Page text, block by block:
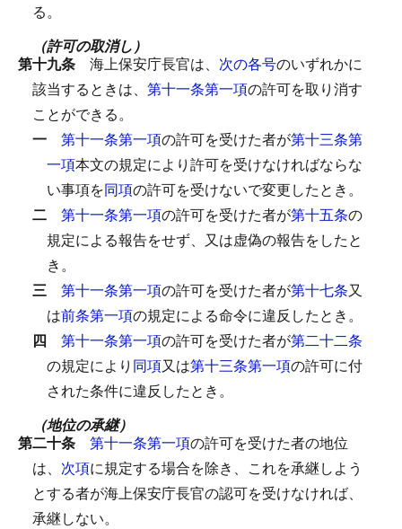
る。
（許可の取消し）
第十九条 海上保安庁長官は、 次の各号のいずれかに
該当するときは、 第十一条第一項の許可を取り消す
ことができる。
一 第十一条第一項の許可を受けた者が第十三条第
一項本文の規定により許可を受けなければならな
い事項を同項の許可を受けないで変更したとき。
二 第十一条第一項の許可を受けた者が第十五条の
規定による報告をせず、又は虚偽の報告をしたと
き。
三 第十一条第一項の許可を受けた者が第十七条又
は前条第一項の規定による命令に違反したとき。
四 第十一条第一項の許可を受けた者が第二十二条
の規定により 同項又は第十三条第一項の許可に付
された条件に違反したとき。
（地位の承継）
第二十条 第十一条第一項の許可を受けた者の地位
は、 次項に規定する場合を除き、これを承継しよう
とする者が海上保安庁長官の認可を受けなければ、
承継しない。